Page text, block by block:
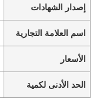
إصدار الشهادات
اسم العلامة التجارية
الأسعار
الحد الأدنى لكمية